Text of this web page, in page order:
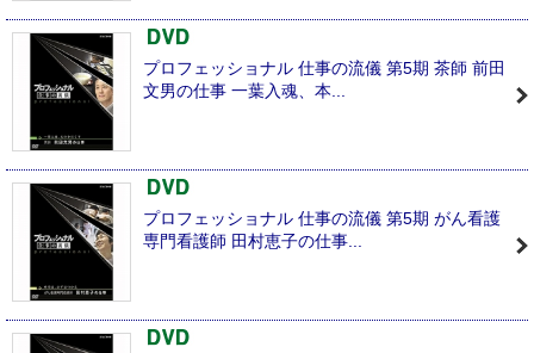
プロフェッショナル 仕事の流儀 第5期 茶師 前田
文男の仕事 一葉入魂、本...
プロフェッショナル 仕事の流儀 第5期 がん看護
専門看護師 田村恵子の仕事...